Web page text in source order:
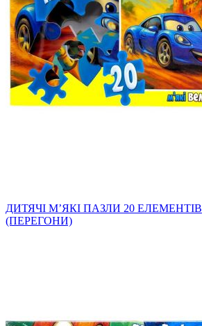
ДИТЯЧІ МʼЯКІ ПАЗЛИ 20 ЕЛЕМЕНТІВ
(ПЕРЕГОНИ)